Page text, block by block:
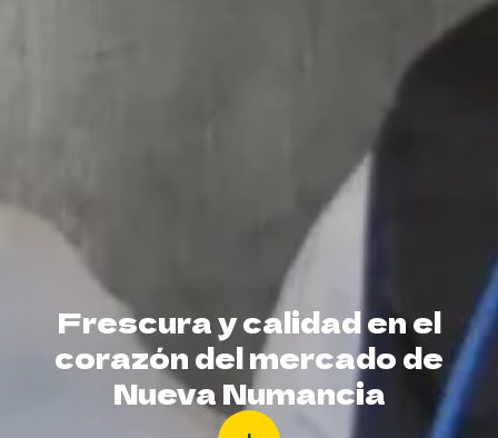
Frescura y calidad en el
corazón del mercado de
Nueva Numancia